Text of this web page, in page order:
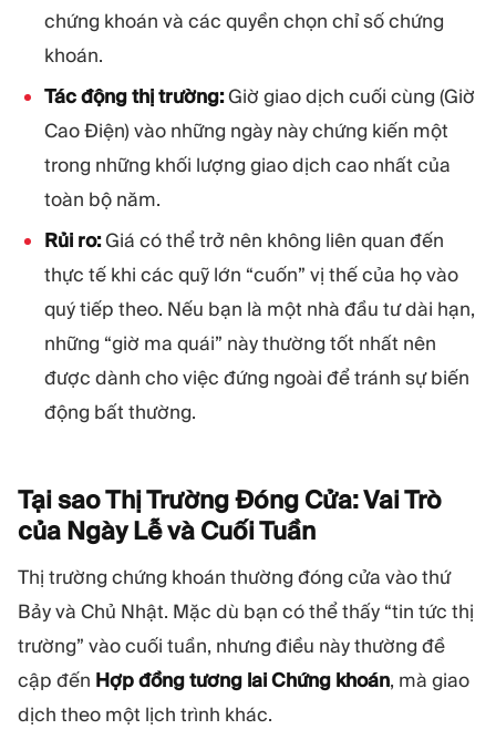
chứng khoán và các quyền chọn chỉ số chứng
khoán.
Tác động thị trường:Giờ giao dịch cuối cùng (Giờ
Cao Điện) vào những ngày này chứng kiến một
trong những khối lượng giao dịch cao nhất của
toàn bộ năm.
Rủi ro:Giá có thể trở nên không liên quan đến
thực tế khi các quỹ lớn “cuốn” vị thế của họ vào
quý tiếp theo. Nếu bạn là một nhà đầu tư dài hạn,
những “giờ ma quái” này thường tốt nhất nên
được dành cho việc đứng ngoài để tránh sự biến
động bất thường.
Tại sao Thị Trường Đóng Cửa: Vai Trò
của Ngày Lễ và CuốiTuần
Thị trường chứng khoán thường đóng cửa vào thứ
Bảy và Chủ Nhật. Mặc dù bạn có thể thấy “tin tức thị
trường” vào cuối tuần, nhưng điều này thường đề
cập đến Hợp đồng tương lai Chứng khoán, mà giao
dịch theo một lịch trình khác.